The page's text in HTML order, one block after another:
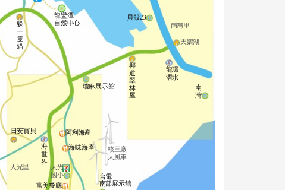
南灣里
貝殼23
天鵝湖
椰
道
翠
林
屋
龍璟
潛水
龍鑾潭
自然中心
瓊麻展示館
阿利海產
大光
國小
富美餐廳
海
世
界
大光里
日安寶貝
海味海產 核三廠
大風車
台電
南部展示館
南
灣
躲
一
隻
貓